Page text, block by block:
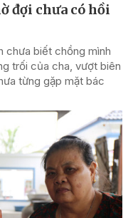
đợi chưa có hồi
chưa biết chồng mình
trối của cha, vượt biên
từng gặp mặt bác